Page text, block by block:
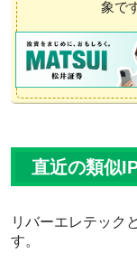
象で
直近の類似
リバーエレテック
す。